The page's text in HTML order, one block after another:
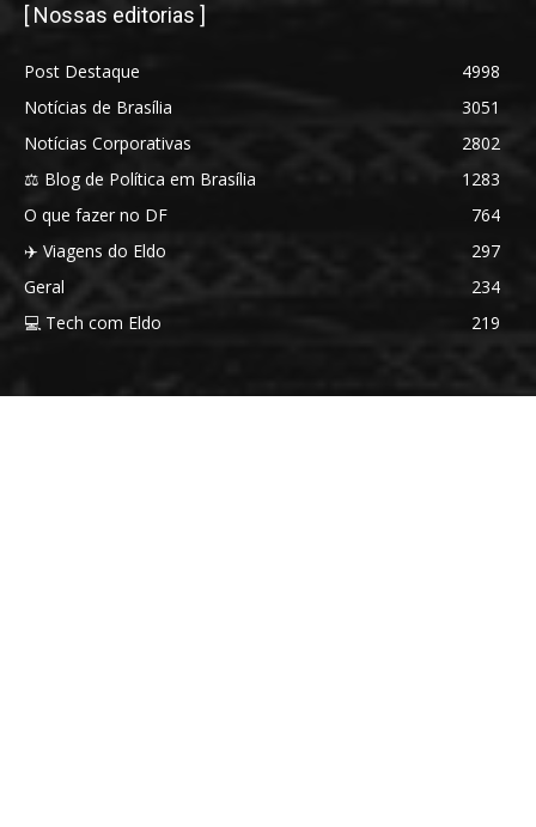
[ Nossas editorias ]
Post Destaque
4998
Notícias de Brasília
3051
Notícias Corporativas
2802
⚖️ Blog de Política em Brasília
1283
O que fazer no DF
764
✈️ Viagens do Eldo
297
Geral
234
💻 Tech com Eldo
219